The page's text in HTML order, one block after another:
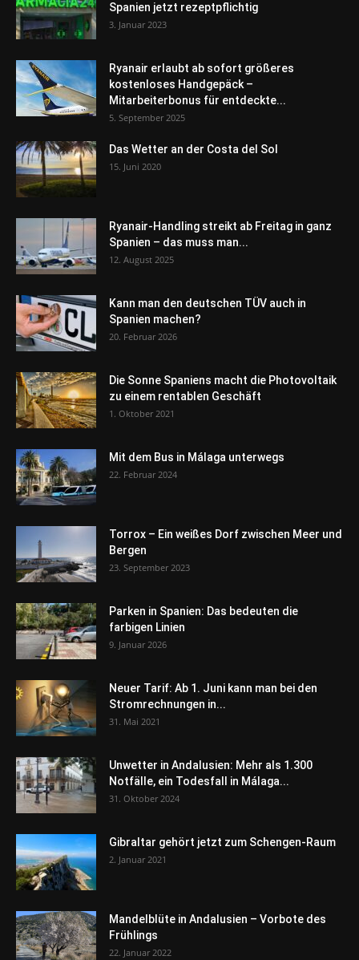
Spanien jetzt rezeptpflichtig
3. Januar 2023
Ryanair erlaubt ab sofort größeres
kostenloses Handgepäck –
Mitarbeiterbonus für entdeckte...
5. September 2025
Das Wetter an der Costa del Sol
15. Juni 2020
Ryanair-Handling streikt ab Freitag in ganz
Spanien – das muss man...
12. August 2025
Kann man den deutschen TÜV auch in
Spanien machen?
20. Februar 2026
Die Sonne Spaniens macht die Photovoltaik
zu einem rentablen Geschäft
1. Oktober 2021
Mit dem Bus in Málaga unterwegs
22. Februar 2024
Torrox – Ein weißes Dorf zwischen Meer und
Bergen
23. September 2023
Parken in Spanien: Das bedeuten die
farbigen Linien
9. Januar 2026
Neuer Tarif: Ab 1. Juni kann man bei den
Stromrechnungen in...
31. Mai 2021
Unwetter in Andalusien: Mehr als 1.300
Notfälle, ein Todesfall in Málaga...
31. Oktober 2024
Gibraltar gehört jetzt zum Schengen-Raum
2. Januar 2021
Mandelblüte in Andalusien – Vorbote des
Frühlings
22. Januar 2022